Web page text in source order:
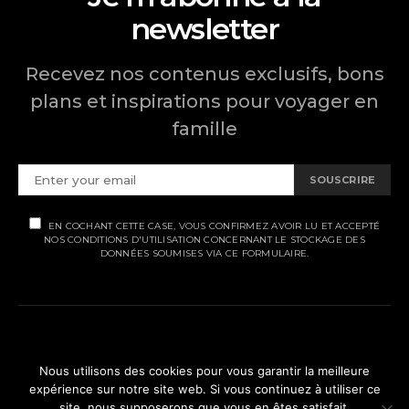
newsletter
Recevez nos contenus exclusifs, bons
plans et inspirations pour voyager en
famille
SOUSCRIRE
EN COCHANT CETTE CASE, VOUS CONFIRMEZ AVOIR LU ET ACCEPTÉ
NOS CONDITIONS D'UTILISATION CONCERNANT LE STOCKAGE DES
DONNÉES SOUMISES VIA CE FORMULAIRE.
MENTIONS LÉGALES
POLITIQUE DE CONFIDENTIALITÉ
Nous utilisons des cookies pour vous garantir la meilleure
expérience sur notre site web. Si vous continuez à utiliser ce